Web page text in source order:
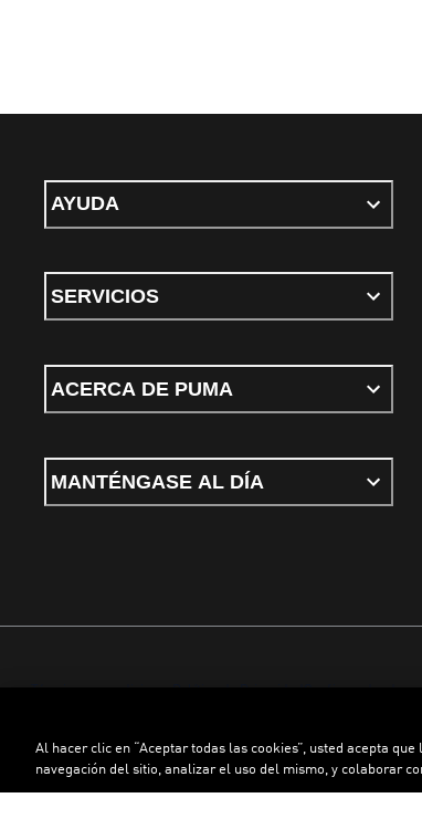
AYUDA
SERVICIOS
ACERCA DE PUMA
MANTÉNGASE AL DÍA
Términos y condiciones Política de PrivacidadConfigurador de
©PUMA, 2026. Todos los derechos reservados
Al hacer clic en “Aceptar todas las cookies”, usted acepta
navegación del sitio, analizar el uso del mismo, y colaborar